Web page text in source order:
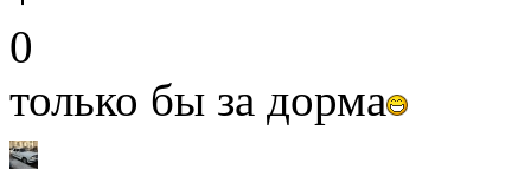
0
только бы за дорма